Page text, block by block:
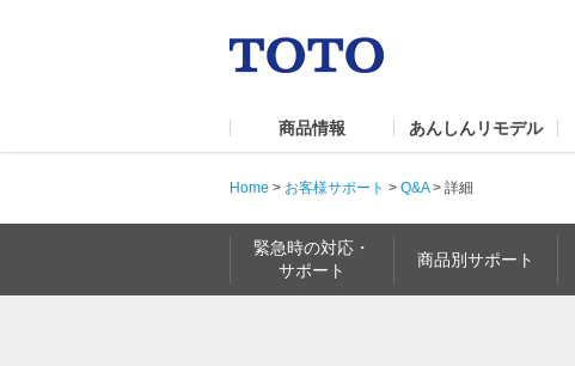
商品情報 あんしんリモデル
Home > お客様サポート > Q&A> 詳細
緊急時の対応・
サポート
商品別サポート